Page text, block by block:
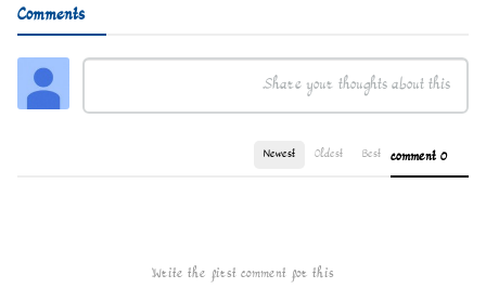
Comments
0 comment
Best
Oldest
Newest
Write the first comment for this!